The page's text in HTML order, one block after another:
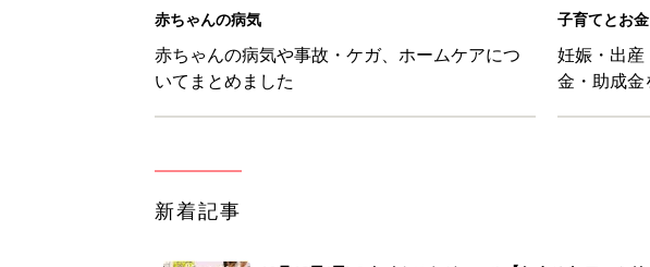
「知りたい！ガーデニング」何を育てる？土はどうする？
赤ちゃん・育児
赤ちゃんが生まれたら！2冊の「たまひよ」